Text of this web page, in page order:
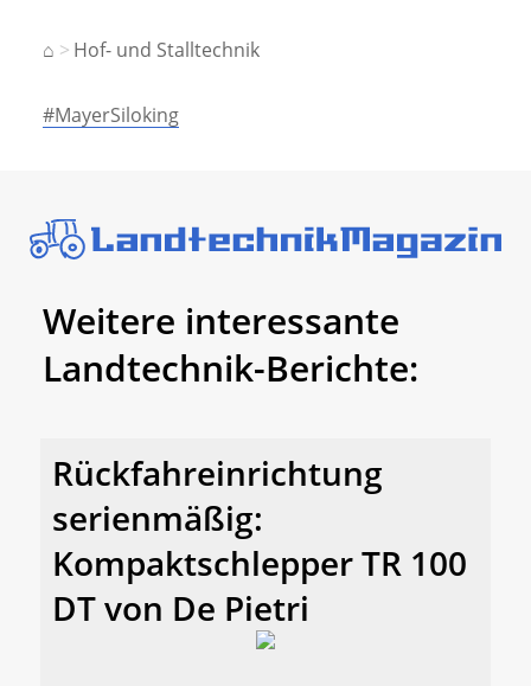
⌂ Hof- und Stalltechnik
#MayerSiloking
Weitere interessante
Landtechnik-Berichte:
Rückfahreinrichtung
serienmäßig:
Kompaktschlepper TR 100
DT von De Pietri